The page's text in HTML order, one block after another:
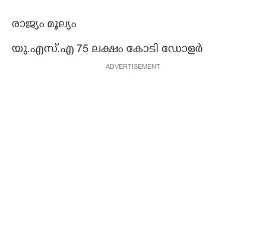
രാജ്യം മൂല്യം
യു.എസ്.എ 75 ലക്ഷം കോടി ഡോളർ
ADVERTISEMENT